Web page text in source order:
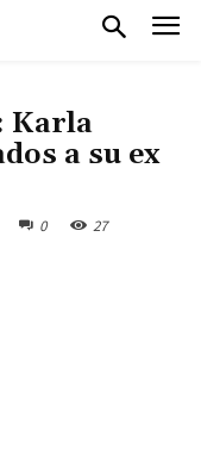
Karla
a su ex
0 27